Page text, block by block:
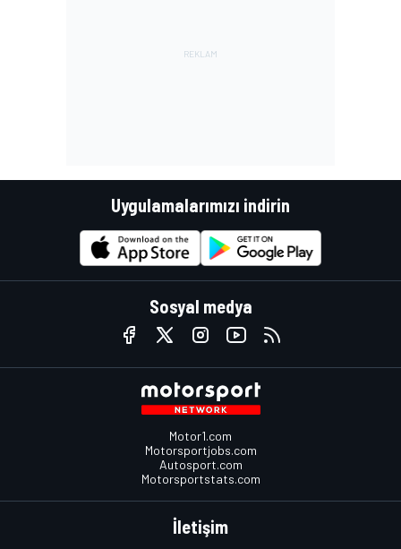
Uygulamalarımızı indirin
Sosyal medya
Motor1.com
Motorsportjobs.com
Autosport.com
Motorsportstats.com
İletişim